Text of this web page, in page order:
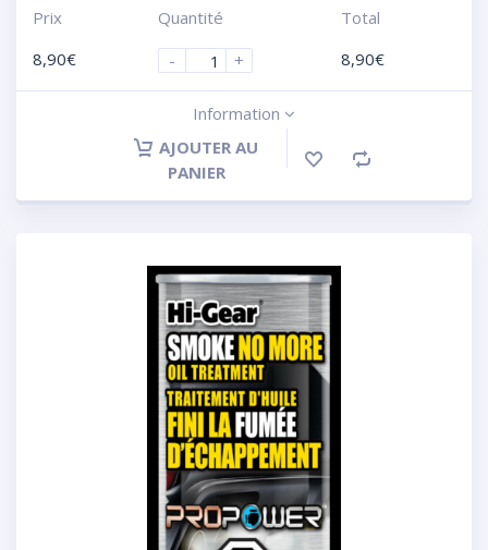
Prix
8,90€
Quantité
-
+
Total
8,90€
Information
AJOUTER AU
PANIER